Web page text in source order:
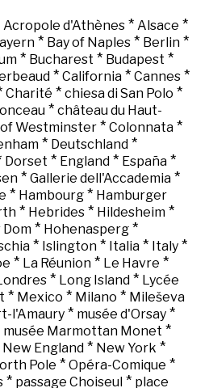
Acropole d'Athènes* Alsace *
* Bay of Naples * Berlin *
* Bucharest * Budapest *
* California* Cannes*
Charité * chiesa di San Polo *
* château du Haut-
Westminster * Colonnata *
* Deutschland*
Dorset * England* España*
* Gallerie dell'Accademia*
* Hambourg * Hamburger
* Hebrides* Hildesheim*
* Hohenasperg *
* Islington * Italia * Italy *
* La Réunion* Le Havre *
* Long Island* Lycée
* Mexico * Milano * Mileševa
l'Amaury * musée d'Orsay *
musée Marmottan Monet *
New England* New York *
Pole * Opéra-Comique *
* passage Choiseul * place